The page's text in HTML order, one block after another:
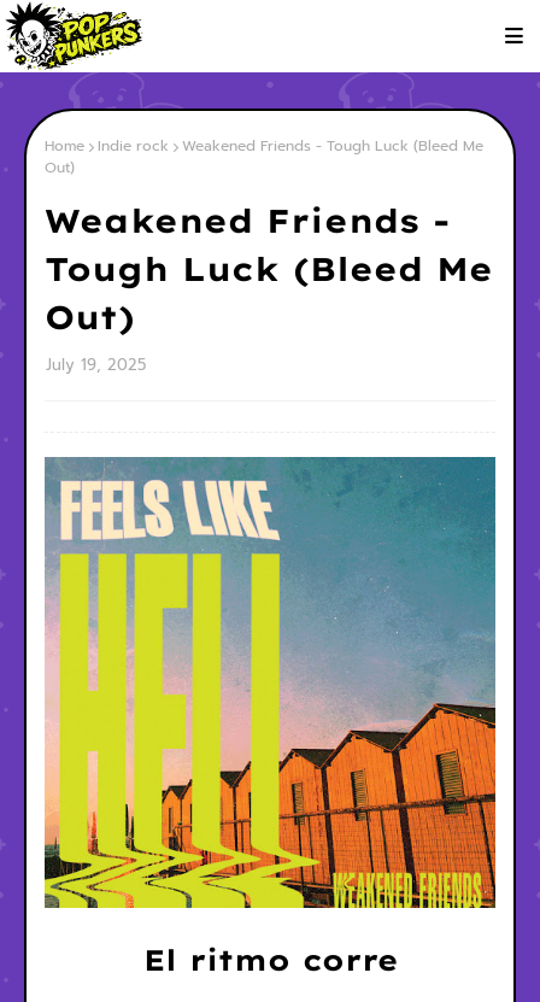
Home Indie rock
Weakened Friends - Tough Luck (Bleed Me
Out)
Weakened Friends -
Tough Luck (Bleed Me
Out)
July 19, 2025
El ritmo corre